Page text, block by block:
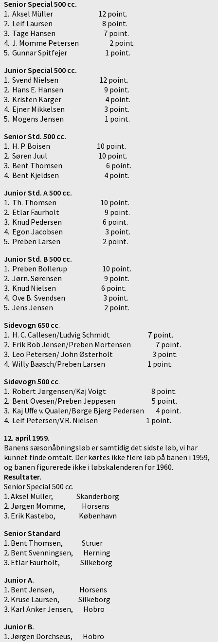
Senior Special 500 cc.
1. Aksel Müller 12 point.
2. Leif Laursen 8 point.
3. Tage Hansen 7 point.
4. J. Momme Petersen 2 point.
5. Gunnar Spitfejer 1 point.
Junior Special 500 cc.
1. Svend Nielsen 12 point.
2. Hans E. Hansen 9 point.
3. Kristen Karger 4 point.
4. Ejner Mikkelsen 3 point.
5. Mogens Jensen 1 point.
Senior Std. 500 cc.
1. H. P. Boisen 10 point.
2. Søren Juul 10 point.
3. Bent Thomsen 6 point.
4. Bent Kjeldsen 4 point.
Junior Std. A 500 cc.
1. Th. Thomsen 10 point.
2. Etlar Faurholt 9 point.
3. Knud Pedersen 6 point.
4. Egon Jacobsen 3 point.
5. Preben Larsen 2 point.
Junior Std. B 500 cc.
1. Preben Bollerup 10 point.
2. Jørn. Sørensen 9 point.
3. Knud Nielsen 6 point.
4. Ove B. Svendsen 3 point.
5. Jens Jensen 2 point.
Sidevogn 650 cc.
1. H. C. Callesen/Ludvig Schmidt 7 point.
2. Erik Bob Jensen/Preben Mortensen 7 point.
3. Leo Petersen/ John Østerholt 3 point.
4. Willy Baasch/Preben Larsen 1 point.
Sidevogn 500 cc.
1. Robert Jørgensen/Kaj Voigt 8 point.
2. Bent Ovesen/Preben Jeppesen 5 point.
3. Kaj Uffe v. Qualen/Børge Bjerg Pedersen 4 point.
4. Leif Petersen/V.R. Nielsen 1 point.
12. april 1959.
Banens sæsonåbningsløb er samtidig det sidste løb, vi har
kunnet finde omtalt. Der kørtes ikke flere løb på banen i 1959,
og banen figurerede ikke i løbskalenderen for 1960.
Resultater.
Senior Special 500 cc.
1. Aksel Müller, Skanderborg
2. Jørgen Momme, Horsens
3. Erik Kastebo, København
Senior Standard
1. Bent Thomsen, Struer
2. Bent Svenningsen, Herning
3. Etlar Faurholt, Silkeborg
Junior A.
1. Bent Jensen, Horsens
2. Kruse Laursen, Silkeborg
3. Karl Anker Jensen, Hobro
Junior B.
1. Jørgen Dorchseus, Hobro